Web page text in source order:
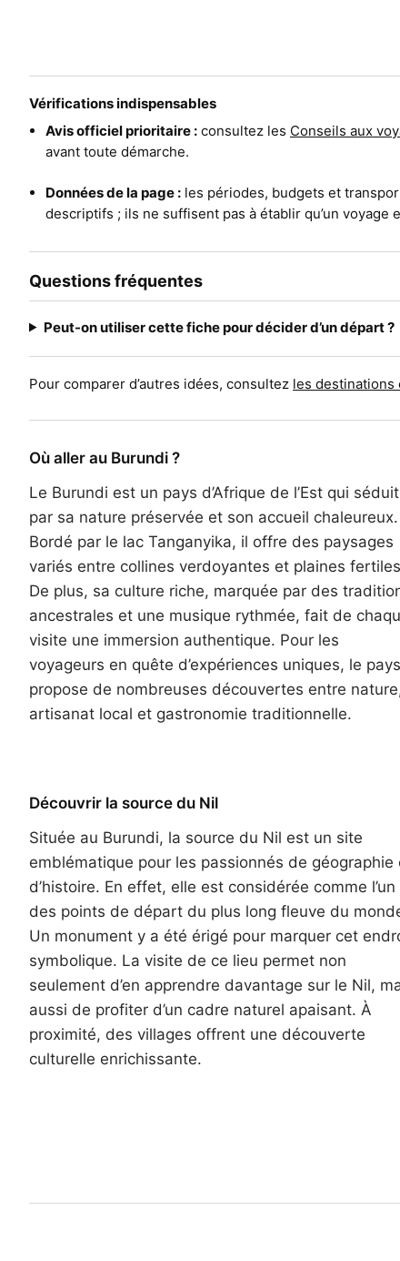
Vérifications indispensables
Avis officiel prioritaire : consultez les Conseils aux
avant toute démarche.
Données de la page : les périodes, budgets et
descriptifs ; ils ne suffisent pas à établir qu’un voyage
Questions fréquentes
Peut-on utiliser cette fiche pour décider d’un départ ?
Pour comparer d’autres idées, consultez les destinations
Où aller au Burundi ?
Le Burundi est un pays d’Afrique de l’Est qui séduit
par sa nature préservée et son accueil chaleureux.
Bordé par le lac Tanganyika, il offre des paysages
variés entre collines verdoyantes et plaines
De plus, sa culture riche, marquée par des
ancestrales et une musique rythmée, fait de
visite une immersion authentique. Pour les
voyageurs en quête d’expériences uniques, le pays
propose de nombreuses découvertes entre
artisanat local et gastronomie traditionnelle.
Découvrir la source du Nil
Située au Burundi, la source du Nil est un site
emblématique pour les passionnés de géographie
d’histoire. En effet, elle est considérée comme l’un
des points de départ du plus long fleuve du
Un monument y a été érigé pour marquer cet
symbolique. La visite de ce lieu permet non
seulement d’en apprendre davantage sur le Nil,
aussi de profiter d’un cadre naturel apaisant. À
proximité, des villages offrent une découverte
culturelle enrichissante.